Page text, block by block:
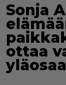
Sonja
ottaa